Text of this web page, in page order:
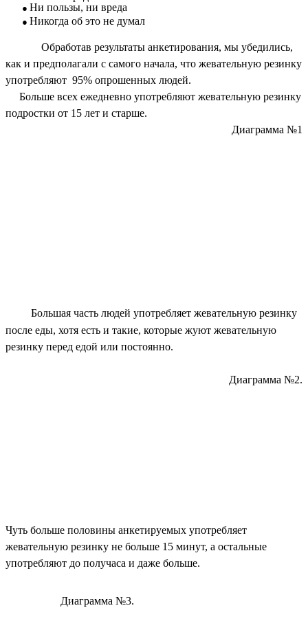
Ни пользы, ни вреда
Никогда об это не думал
Обработав результаты анкетирования, мы убедились,
как и предполагали с самого начала, что жевательную резинку
употребляют 95% опрошенных людей.
Больше всех ежедневно употребляют жевательную резинку
подростки от 15 лет и старше.
Диаграмма №1
Большая часть людей употребляет жевательную резинку
после еды, хотя есть и такие, которые жуют жевательную
резинку перед едой или постоянно.
Диаграмма №2.
Чуть больше половины анкетируемых употребляет
жевательную резинку не больше 15 минут, а остальные
употребляют до получаса и даже больше.
Диаграмма №3.